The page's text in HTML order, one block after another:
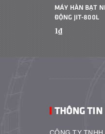
MÁY HÀN BẠT
ĐỘNG JIT-800L
1₫
THÔNG TIN